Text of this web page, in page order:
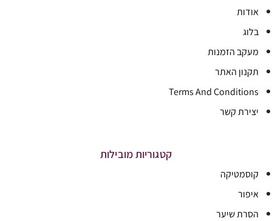
אודות
בלוג
מעקב הזמנות
תקנון האתר
Terms And Conditions
יצירת קשר
קטגוריות מובילות
קוסמטיקה
איפור
הסרת שיער